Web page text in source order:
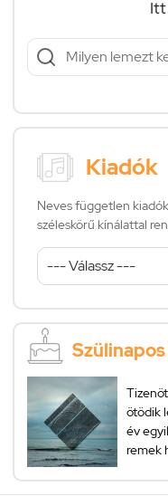
Kiadók
Neves független
széleskörű kínálattal
ötödik
év
remek